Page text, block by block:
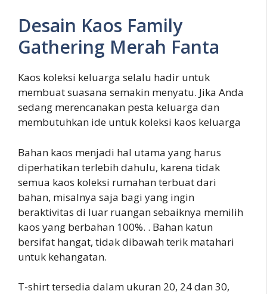
Desain Kaos Family
Gathering Merah Fanta
Kaos koleksi keluarga selalu hadir untuk
membuat suasana semakin menyatu. Jika Anda
sedang merencanakan pesta keluarga dan
membutuhkan ide untuk koleksi kaos keluarga
Bahan kaos menjadi hal utama yang harus
diperhatikan terlebih dahulu, karena tidak
semua kaos koleksi rumahan terbuat dari
bahan, misalnya saja bagi yang ingin
beraktivitas di luar ruangan sebaiknya memilih
kaos yang berbahan 100%. . Bahan katun
bersifat hangat, tidak dibawah terik matahari
untuk kehangatan.
T-shirt tersedia dalam ukuran 20, 24 dan 30,